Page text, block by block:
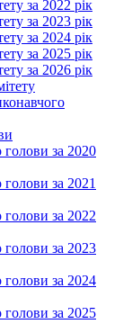
за 2022 рік
за 2023 рік
за 2024 рік
за 2025 рік
за 2026 рік
за 2020
за 2021
за 2022
за 2023
за 2024
за 2025